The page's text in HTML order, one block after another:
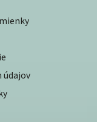
údajov